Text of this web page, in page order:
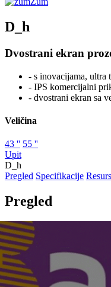
D_h
Dvostrani ekran
- s inovacijama, ultra
- IPS komercijalni
- dvostrani ekran sa
Veličina
43 '' 55 ''
Upit
D_h
Pregled Specifikacije
Pregled